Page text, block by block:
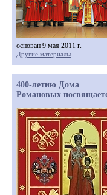
основан 9 мая 2011 г.
Другие материалы
400-летию Дома
Романовых